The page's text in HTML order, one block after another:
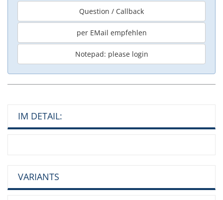
Question / Callback
per EMail empfehlen
Notepad: please login
IM DETAIL:
VARIANTS